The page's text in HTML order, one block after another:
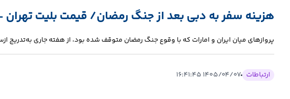
هزینه سفر به دبی بعد از جنگ رمضان/ قیمت بلیت
پروازهای میان ایران و امارات که با وقوع جنگ رمضان متوقف شده بود، از هفته جاری به‌تدریج
ارتباطات ۱۴۰۵/۰۴/۰۷ ۱۶:۴۱:۴۵